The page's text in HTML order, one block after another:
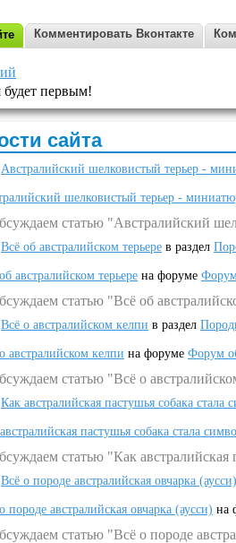
Комментировать Вконтакте
первым!
сайта
Австралийский шелковистый терьер -
шелковистый терьер -
статью "Австралийский
Всё об австралийском терьере в раздел
австралийском терьере на форуме
статью "Всё об
Всё о австралийском келпи в раздел
австралийском келпи на форуме Форум
статью "Всё о
Как австралийская пастушья собака
пастушья собака стала
статью "Как
Всё о породе австралийская овчарка (аусси)
породе австралийская овчарка (аусси) на
статью "Всё о породе